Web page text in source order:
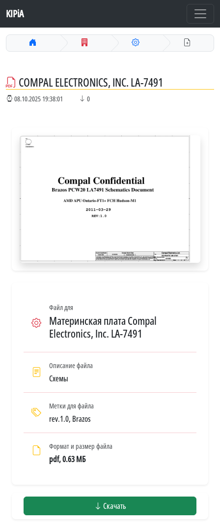
KIPiA
COMPAL ELECTRONICS, INC. LA-7491
08.10.2025 19:38:01 0
Файл для
Материнская плата Compal
Electronics, Inc. LA-7491
Описание файла
Схемы
Метки для файла
rev.1.0, Brazos
Формат и размер файла
pdf, 0.63 МБ
Скачать